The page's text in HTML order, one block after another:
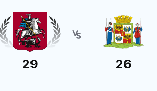
29 26